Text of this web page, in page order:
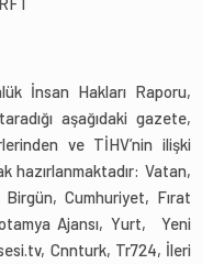
İnsan Hakları Raporu,
aşağıdaki gazete,
ve TİHV’nin ilişki
hazırlanmaktadır: Vatan,
Cumhuriyet, Fırat
Ajansı, Yurt, Yeni
Cnnturk, Tr724, İleri